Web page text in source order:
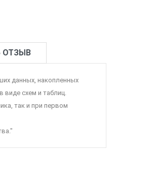
ОТЗЫВ
данных, накопленных
виде схем и таблиц.
так и при первом